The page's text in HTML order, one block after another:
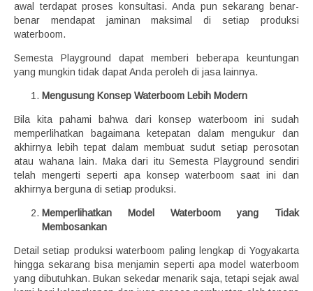
awal terdapat proses konsultasi. Anda pun sekarang benar-
benar mendapat jaminan maksimal di setiap produksi
waterboom.
Semesta Playground dapat memberi beberapa keuntungan
yang mungkin tidak dapat Anda peroleh di jasa lainnya.
Mengusung Konsep Waterboom Lebih Modern
Bila kita pahami bahwa dari konsep waterboom ini sudah
memperlihatkan bagaimana ketepatan dalam mengukur dan
akhirnya lebih tepat dalam membuat sudut setiap perosotan
atau wahana lain. Maka dari itu Semesta Playground sendiri
telah mengerti seperti apa konsep waterboom saat ini dan
akhirnya berguna di setiap produksi.
Memperlihatkan Model Waterboom yang Tidak
Membosankan
Detail setiap produksi waterboom paling lengkap di Yogyakarta
hingga sekarang bisa menjamin seperti apa model waterboom
yang dibutuhkan. Bukan sekedar menarik saja, tetapi sejak awal